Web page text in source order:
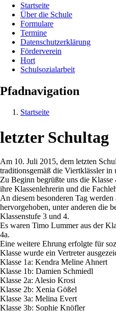
Startseite
Über die Schule
Formulare
Termine
Datenschutzerklärung
Förderverein
Hort
Schulsozialarbeit
Pfadnavigation
Startseite
letzter Schultag
Am 10. Juli 2015, dem letzten
traditionsgemäß die Viertklässler in
Zu Beginn begrüßte uns die
ihre Klassenlehrerin und die
An diesem besonderen Tag
hervorgehoben, unter anderen die
Klassenstufe 3 und 4.
Es waren Timo Lummer aus der
4a.
Eine weitere Ehrung erfolgte für
Klasse wurde ein Vertreter
Klasse 1a: Kendra Meline Ahnert
Klasse 1b: Damien Schmiedl
Klasse 2a: Alesio Krosi
Klasse 2b: Xenia Gößel
Klasse 3a: Melina Evert
Klasse 3b: Sophie Knöfler